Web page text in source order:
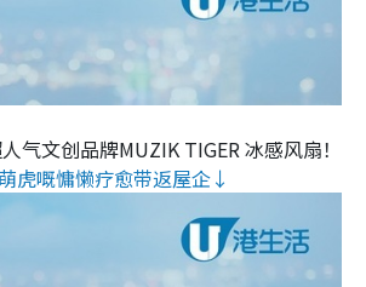
气文创品牌MUZIK TIGER 冰感风扇！
虎嘅慵懒疗愈带返屋企↓